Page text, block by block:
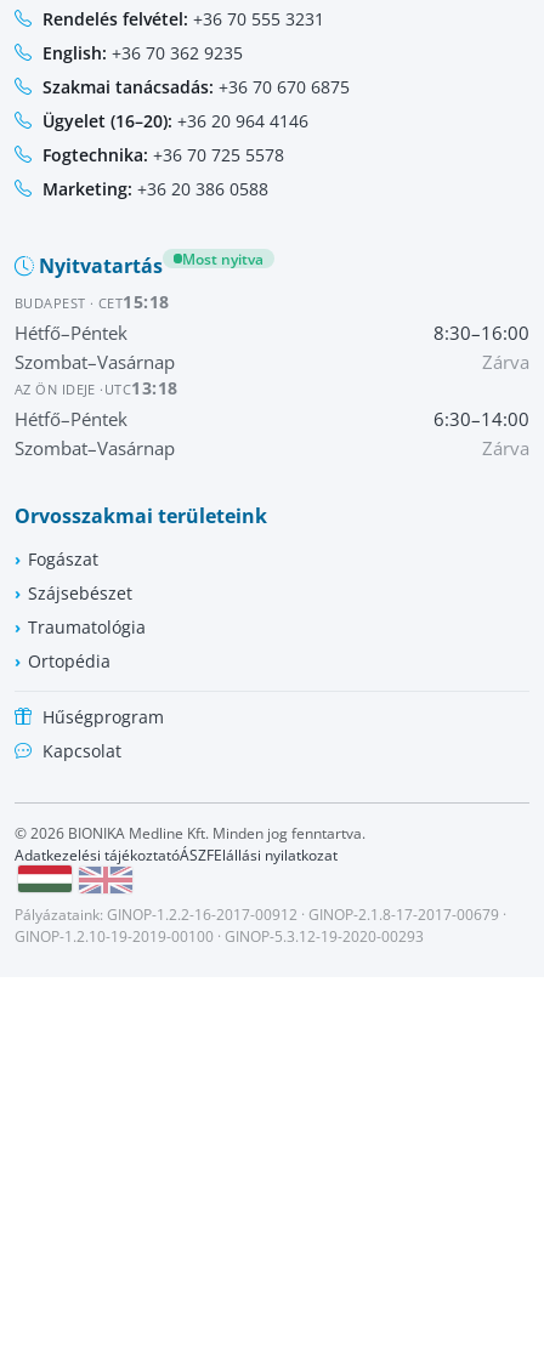
Rendelés felvétel: +36 70 555 3231
English: +36 70 362 9235
Szakmai tanácsadás: +36 70 670 6875
Ügyelet (16–20): +36 20 964 4146
Fogtechnika: +36 70 725 5578
Marketing: +36 20 386 0588
Nyitvatartás Most nyitva
BUDAPEST · CET15:18
Hétfő–Péntek
8:30–16:00
Szombat–Vasárnap
Zárva
AZ ÖN IDEJE · UTC13:18
Hétfő–Péntek
6:30–14:00
Szombat–Vasárnap
Zárva
Orvosszakmai területeink
Fogászat
Szájsebészet
Traumatológia
Ortopédia
Hűségprogram
Kapcsolat
© 2026 BIONIKA Medline Kft. Minden jog fenntartva.
Adatkezelési tájékoztatóÁSZFElállási nyilatkozat
Pályázataink: GINOP-1.2.2-16-2017-00912 · GINOP-2.1.8-17-2017-00679 ·
GINOP-1.2.10-19-2019-00100 · GINOP-5.3.12-19-2020-00293